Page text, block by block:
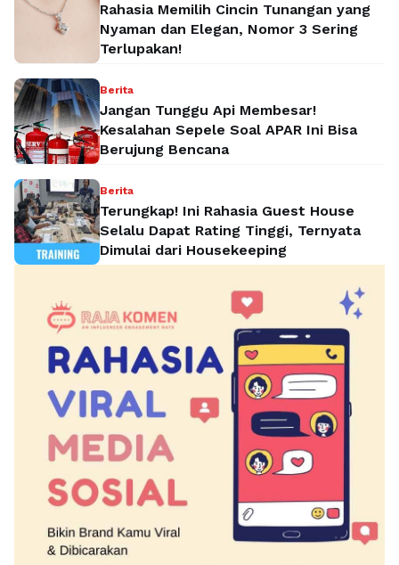
Rahasia Memilih Cincin Tunangan yang
Nyaman dan Elegan, Nomor 3 Sering
Terlupakan!
Berita
Jangan Tunggu Api Membesar!
Kesalahan Sepele Soal APAR Ini Bisa
Berujung Bencana
Berita
Terungkap! Ini Rahasia Guest House
Selalu Dapat Rating Tinggi, Ternyata
Dimulai dari Housekeeping